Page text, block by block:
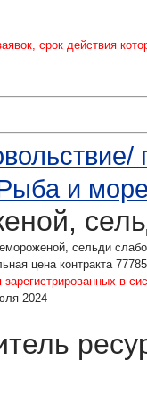
срок действия
и
сельди
цена контракта
в
2024